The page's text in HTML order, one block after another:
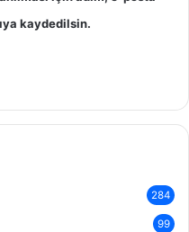
kaydedilsin.
284
99